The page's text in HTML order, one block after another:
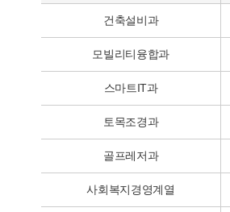
건축설비과
모빌리티융합과
스마트IT과
토목조경과
골프레저과
사회복지경영계열